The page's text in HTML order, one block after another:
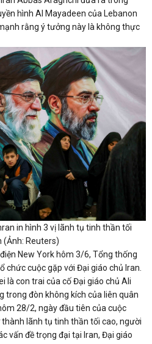
hình Al Mayadeen của Lebanon
rằng ý tưởng này là không thực
in hình 3 vị lãnh tụ tinh thần tối
(Ảnh: Reuters)
New York hôm 3/6, Tổng thống
chức cuộc gặp với Đại giáo chủ Iran.
là con trai của cố Đại giáo chủ Ali
trong đòn không kích của liên quân
28/2, ngày đầu tiên của cuộc
lãnh tụ tinh thần tối cao, người
vấn đề trọng đại tại Iran, Đại giáo